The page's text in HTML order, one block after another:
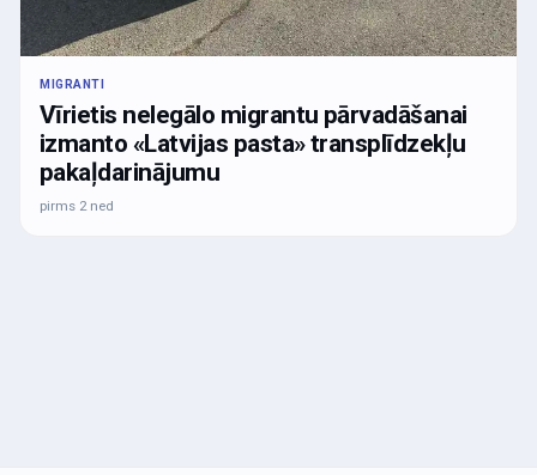
MIGRANTI
Vīrietis nelegālo migrantu pārvadāšanai
izmanto «Latvijas pasta» transplīdzekļu
pakaļdarinājumu
pirms 2 ned